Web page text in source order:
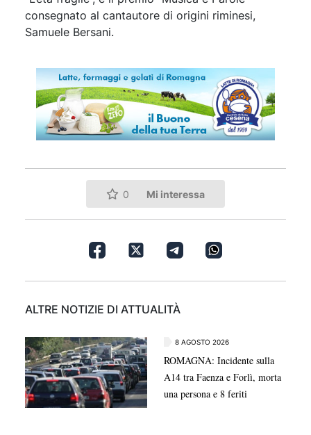
consegnato al cantautore di origini riminesi,
Samuele Bersani.
0 Mi interessa
ALTRE NOTIZIE DI ATTUALITÀ
8 AGOSTO 2026
ROMAGNA: Incidente sulla
A14 tra Faenza e Forlì, morta
una persona e 8 feriti